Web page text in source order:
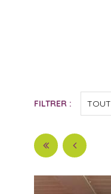
FILTRER :
Pages